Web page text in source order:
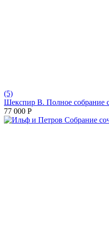
(5)
Шекспир В. Полное собрание
77 000 Р